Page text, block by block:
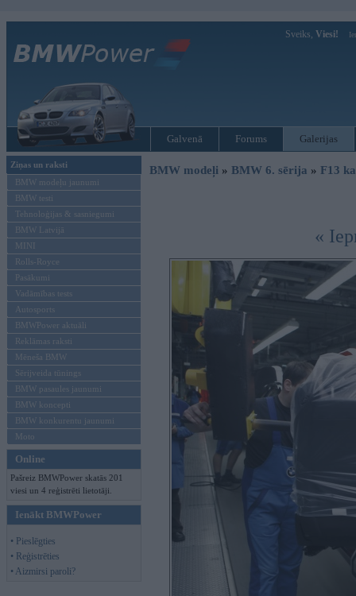
Sveiks, Viesi!
Galvenā Forums Galerijas
Ziņas un raksti
BMW modeļu jaunumi
BMW testi
Tehnoloģijas & sasniegumi
BMW Latvijā
MINI
Rolls-Royce
Pasākumi
Vadāmības tests
Autosports
BMWPower aktuāli
Reklāmas raksti
Mēneša BMW
Sērijveida tūnings
BMW pasaules jaunumi
BMW koncepti
BMW konkurentu jaunumi
Moto
Online
Pašreiz BMWPower skatās 201
viesi un 4 reģistrēti lietotāji.
Ienākt BMWPower
• Pieslēgties
• Reģistrēties
• Aizmirsi paroli?
BMW modeļi » BMW 6. sērija » F13
«